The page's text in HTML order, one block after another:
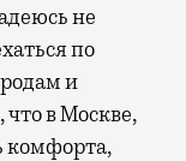
не
по
и
в Москве,
комфорта,